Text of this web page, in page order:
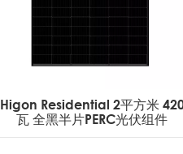
Higon Residential 2平方米
瓦 全黑半片PERC光伏组件